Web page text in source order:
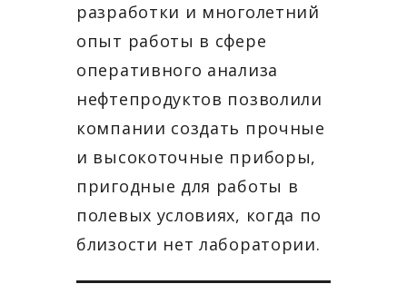
разработки и многолетний
опыт работы в сфере
оперативного анализа
нефтепродуктов позволили
компании создать прочные
и высокоточные приборы,
пригодные для работы в
полевых условиях, когда по
близости нет лаборатории.